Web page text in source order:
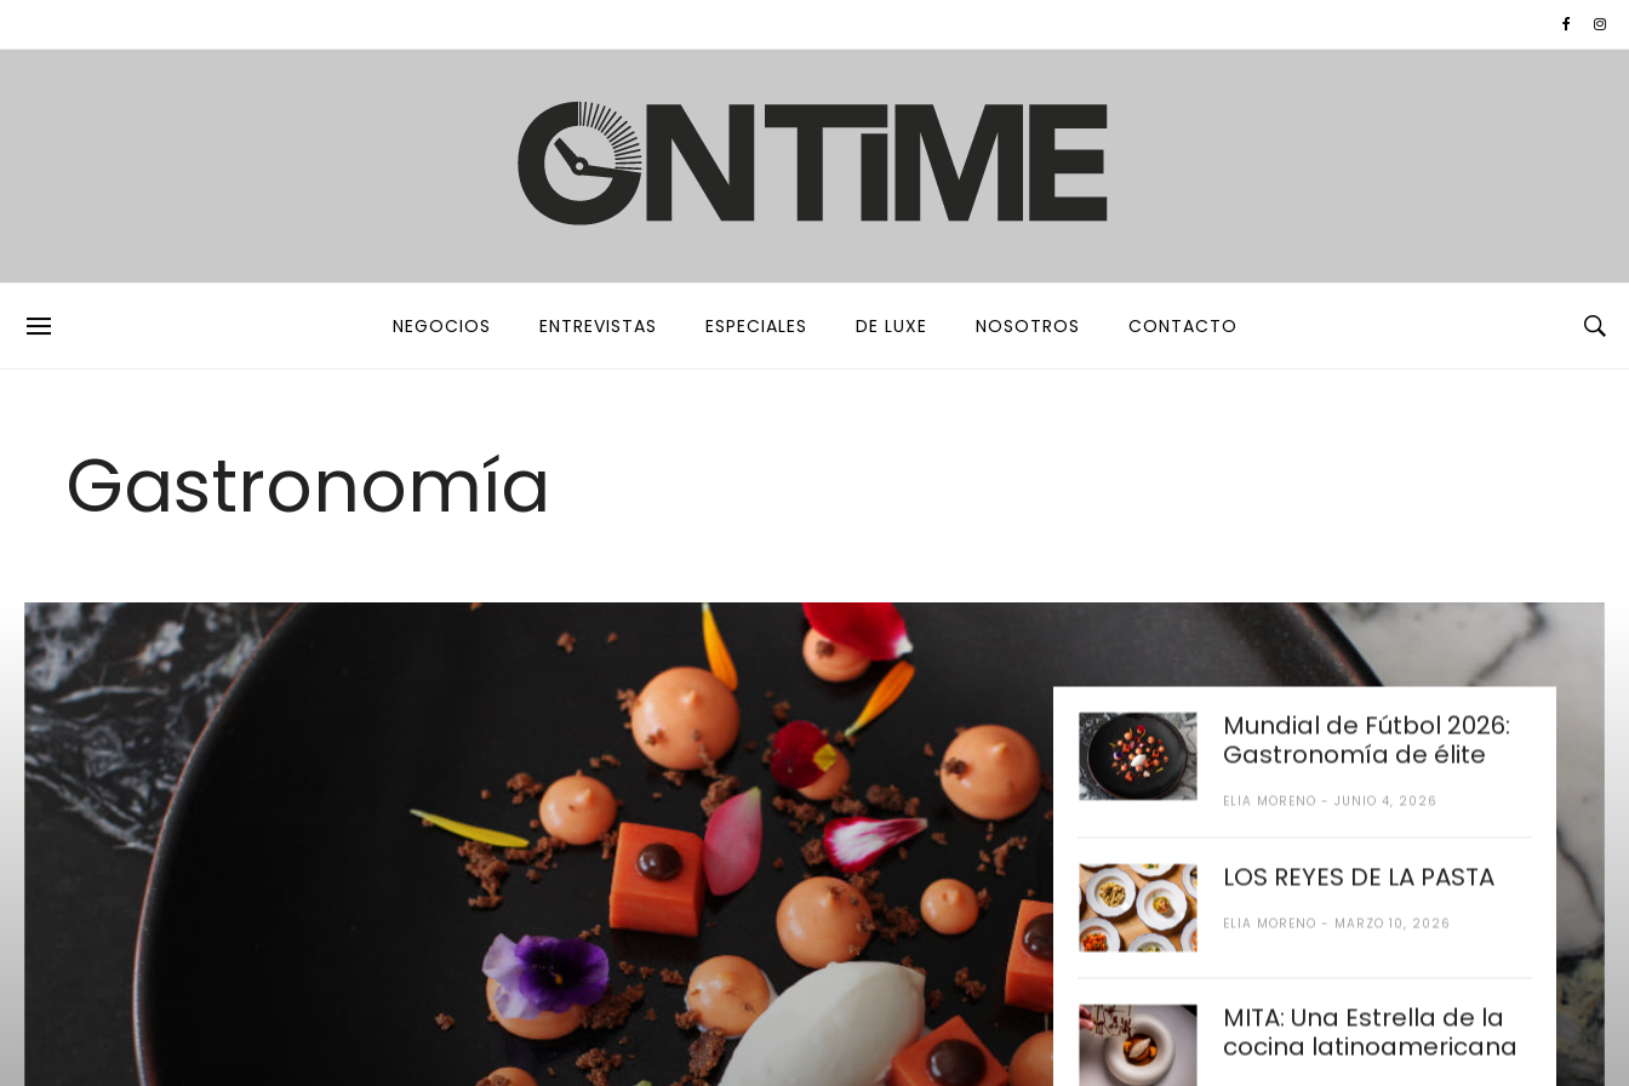
NEGOCIOS ENTREVISTAS ESPECIALES DE LUXE NOSOTROS CONTACTO
Gastronomía
Mundial de Fútbol 2026:
Gastronomía de élite
ELIA MORENO JUNIO 4, 2026
LOS REYES DE LA PASTA
ELIA MORENO MARZO 10, 2026
MITA: Una Estrella de la
cocina latinoamericana